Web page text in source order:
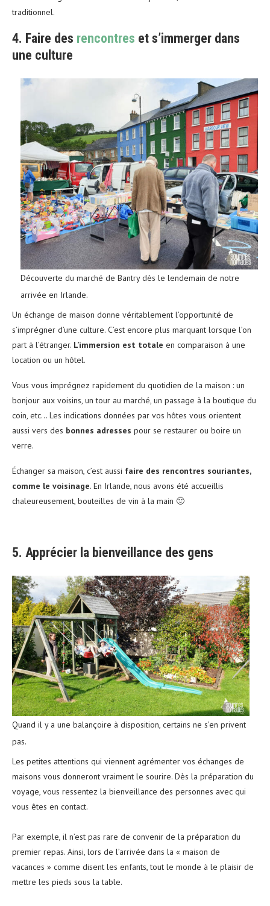
traditionnel.
4. Faire des rencontres et s’immerger dans
une culture
Découverte du marché de Bantry dès le lendemain de notre
arrivée en Irlande.
Un échange de maison donne véritablement l’opportunité de
s’imprégner d’une culture. C’est encore plus marquant lorsque l’on
part à l’étranger. L’immersion est totale en comparaison à une
location ou un hôtel.
Vous vous imprégnez rapidement du quotidien de la maison : un
bonjour aux voisins, un tour au marché, un passage à la boutique du
coin, etc… Les indications données par vos hôtes vous orientent
aussi vers des bonnes adresses pour se restaurer ou boire un
verre.
Échanger sa maison, c’est aussi faire des rencontres souriantes,
comme le voisinage. En Irlande, nous avons été accueillis
chaleureusement, bouteilles de vin à la main 🙂
5. Apprécier la bienveillance des gens
Quand il y a une balançoire à disposition, certains ne s’en privent
pas.
Les petites attentions qui viennent agrémenter vos échanges de
maisons vous donneront vraiment le sourire. Dès la préparation du
voyage, vous ressentez la bienveillance des personnes avec qui
vous êtes en contact.
Par exemple, il n’est pas rare de convenir de la préparation du
premier repas. Ainsi, lors de l’arrivée dans la « maison de
vacances » comme disent les enfants, tout le monde à le plaisir de
mettre les pieds sous la table.